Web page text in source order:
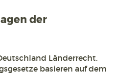
der
Länderrecht.
basieren auf dem